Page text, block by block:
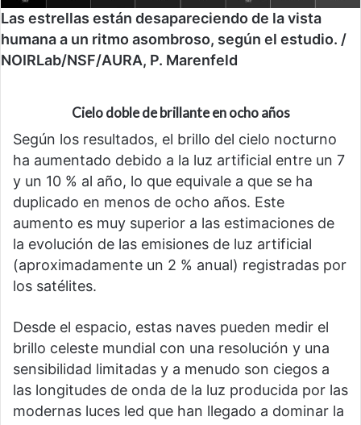
Las estrellas están desapareciendo de la vista
humana a un ritmo asombroso, según el estudio. /
NOIRLab/NSF/AURA, P. Marenfeld
Cielo doble de brillante en ocho años
Según los resultados, el brillo del cielo nocturno
ha aumentado debido a la luz artificial entre un 7
y un 10 % al año, lo que equivale a que se ha
duplicado en menos de ocho años. Este
aumento es muy superior a las estimaciones de
la evolución de las emisiones de luz artificial
(aproximadamente un 2 % anual) registradas por
los satélites.
Desde el espacio, estas naves pueden medir el
brillo celeste mundial con una resolución y una
sensibilidad limitadas y a menudo son ciegos a
las longitudes de onda de la luz producida por las
modernas luces led que han llegado a dominar la